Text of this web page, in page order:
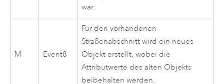
war.
M Event8
Für den vorhandenen
Straßenabschnitt wird ein neues
Objekt erstellt, wobei die
Attributwerte des alten Objekts
beibehalten werden.